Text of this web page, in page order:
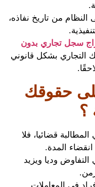
من تاريخ نفاذه،
تجاري بدون
بشكل قانوني
حقوقك
قضائيا، فلا
المدة.
وديا ويزيد
المعاملات